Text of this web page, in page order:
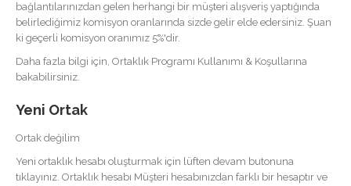
bağlantılarınızdan gelen herhangi bir müşteri alışveriş yaptığında
belirlediğimiz komisyon oranlarında sizde gelir elde edersiniz. Şuan
ki geçerli komisyon oranımız 5%'dir.
Daha fazla bilgi için, Ortaklık Programı Kullanımı & Koşullarına
bakabilirsiniz.
Yeni Ortak
Ortak değilim
Yeni ortaklık hesabı oluşturmak için lüften devam butonuna
tıklayınız. Ortaklık hesabı Müşteri hesabınızdan farklı bir hesaptır ve